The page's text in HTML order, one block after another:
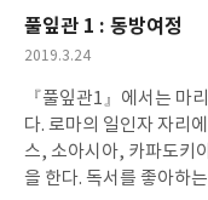
이라도 부렸기를 바라는
감방에서 아무도 올라올
럼 말이다. 포르투나의
받고 있어서, 일말의 가
있다.
산타 크로체 성당에 내
성당 내부에 있는 미켈
등의 묘를 둘러보니 죽
먹해졌다. 다시 버스를 타고 미켈란젤로 언덕에서 내렸다. 아마 이
책을 읽지 않았다면 다
과 사진을 찍고 피렌체
산 미니아토 알 몬테 수
풀잎관 1 : 동방여정
작
일
2019.3.24
『풀잎관1』에서는 마
다. 로마의 일인자 자리
스, 소아시아, 카파도키
을 한다. 독서를 좋아하